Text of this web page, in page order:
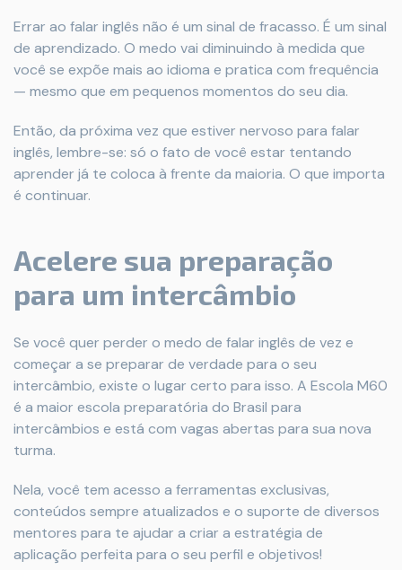
Errar ao falar inglês não é um sinal de fracasso. É um sinal
de aprendizado. O medo vai diminuindo à medida que
você se expõe mais ao idioma e pratica com frequência
— mesmo que em pequenos momentos do seu dia.
Então, da próxima vez que estiver nervoso para falar
inglês, lembre-se: só o fato de você estar tentando
aprender já te coloca à frente da maioria. O que importa
é continuar.
Acelere sua preparação
para um intercâmbio
Se você quer perder o medo de falar inglês de vez e
começar a se preparar de verdade para o seu
intercâmbio, existe o lugar certo para isso. A Escola M60
é a maior escola preparatória do Brasil para
intercâmbios e está com vagas abertas para sua nova
turma.
Nela, você tem acesso a ferramentas exclusivas,
conteúdos sempre atualizados e o suporte de diversos
mentores para te ajudar a criar a estratégia de
aplicação perfeita para o seu perfil e objetivos!